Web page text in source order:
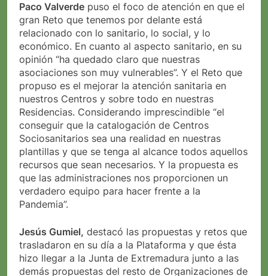
Paco Valverde puso el foco de atención en que el
gran Reto que tenemos por delante está
relacionado con lo sanitario, lo social, y lo
económico. En cuanto al aspecto sanitario, en su
opinión “ha quedado claro que nuestras
asociaciones son muy vulnerables”. Y el Reto que
propuso es el mejorar la atención sanitaria en
nuestros Centros y sobre todo en nuestras
Residencias. Considerando imprescindible “el
conseguir que la catalogación de Centros
Sociosanitarios sea una realidad en nuestras
plantillas y que se tenga al alcance todos aquellos
recursos que sean necesarios. Y la propuesta es
que las administraciones nos proporcionen un
verdadero equipo para hacer frente a la
Pandemia”.
Jesús Gumiel, destacó las propuestas y retos que
trasladaron en su día a la Plataforma y que ésta
hizo llegar a la Junta de Extremadura junto a las
demás propuestas del resto de Organizaciones de